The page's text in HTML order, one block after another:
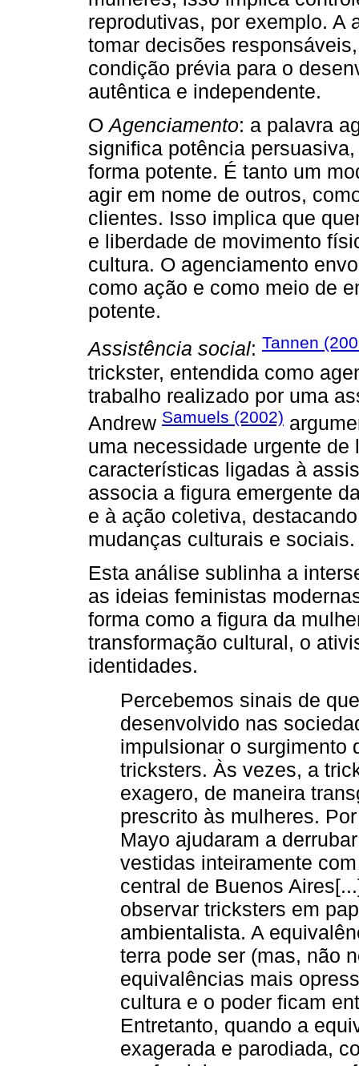
reprodutivas, por exemplo. A
tomar decisões
condição prévia para o
autêntica e independente.
OAgenciamento: a palavra
significa potência
forma potente. É tanto um
agir em nome de outros,
clientes. Isso implica que
e liberdade de movimento
cultura. O agenciamento
como ação e como meio de
potente.
Assistência social: Tannen
trickster, entendida como
trabalho realizado por uma
Andrew Samuels (2002)
uma necessidade urgente
características ligadas à
associa a figura emergente
e à ação coletiva,
mudanças culturais e sociais.
Esta análise sublinha a
as ideias feministas
forma como a figura da
transformação cultural, o
identidades.
Percebemos sinais de
desenvolvido nas
impulsionar o surgimento
tricksters. Às vezes, a
exagero, de maneira
prescrito às mulheres.
Mayo ajudaram a
vestidas inteiramente
central de Buenos
observar tricksters em
ambientalista. A
terra pode ser (mas, não
equivalências mais
cultura e o poder ficam
Entretanto, quando a
exagerada e parodiada,